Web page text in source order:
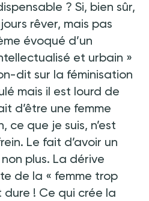
? Si, bien sûr,
rêver, mais pas
évoqué d’un
et urbain »
dit sur la féminisation
mais il est lourd de
d’être une femme
ce que je suis, n’est
Le fait d’avoir un
plus. La dérive
de la « femme trop
! Ce qui crée la